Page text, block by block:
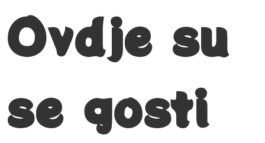
Ovdje su
se gosti